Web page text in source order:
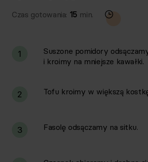
Czas gotowania: 15 min.
1
Suszone pomidory
i kroimy na mniejsze kawałki.
2 Tofu kroimy w większą
3 Fasolę odsączamy na sitku.